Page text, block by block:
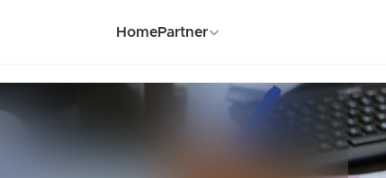
HomePartner